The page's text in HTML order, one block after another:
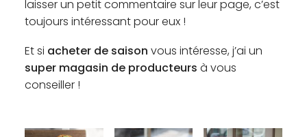
laisser un petit commentaire sur leur page, c’est
toujours intéressant pour eux !
Et si acheter de saison vous intéresse, j’ai un
super magasin de producteurs à vous
conseiller !